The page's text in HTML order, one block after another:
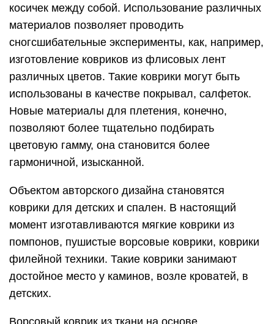
косичек между собой. Использование различных
материалов позволяет проводить
сногсшибательные эксперименты, как, например,
изготовление ковриков из флисовых лент
различных цветов. Такие коврики могут быть
использованы в качестве покрывал, салфеток.
Новые материалы для плетения, конечно,
позволяют более тщательно подбирать
цветовую гамму, она становится более
гармоничной, изысканной.
Объектом авторского дизайна становятся
коврики для детских и спален. В настоящий
момент изготавливаются мягкие коврики из
помпонов, пушистые ворсовые коврики, коврики
филейной техники. Такие коврики занимают
достойное место у каминов, возле кроватей, в
детских.
Ворсовый коврик из ткани на основе